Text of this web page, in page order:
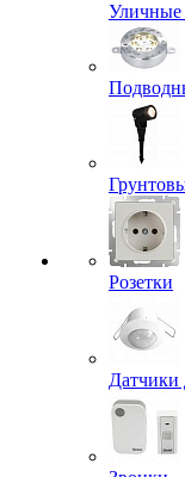
Уличные
Розетки
Датчики